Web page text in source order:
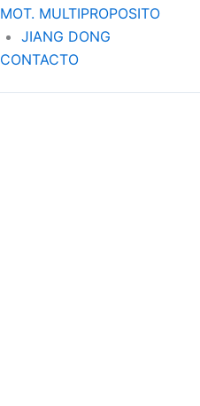
MOT. MULTIPROPOSITO
JIANG DONG
CONTACTO